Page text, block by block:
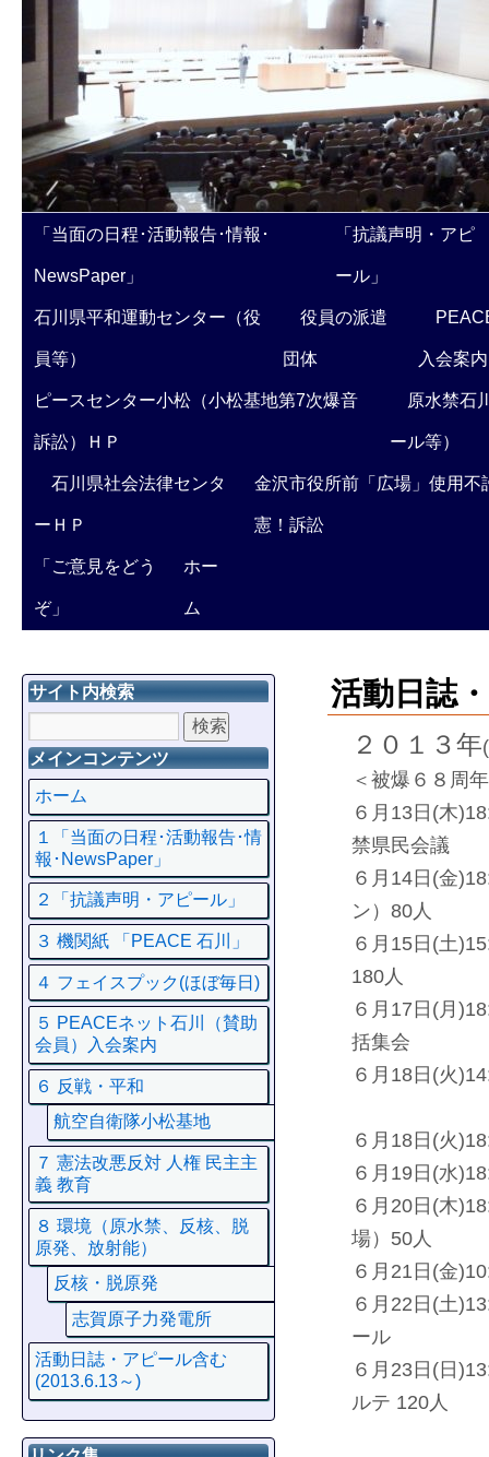
「当面の日程･活動報告･情報･
NewsPaper」
「抗議声明・アピ
ール」
石川県平和運動センター（役
員等）
役員の派遣
団体 入会案内
ピースセンター小松（小松基地第7次爆音
訴訟）ＨＰ
原水禁石
ール等）
石川県社会法律センタ
ーＨＰ
金沢市役所前「広場」使用不
憲！訴訟
「ご意見をどう
ぞ」
ホー
ム
活動日誌
２０１３年
＜被爆６８周
６月13日(木
禁県民会議
６月14日(金
ン）80人
６月15日(土
180人
６月17日(月
括集会
６月18日(火
６月18日(火
６月19日(水
６月20日(木
場）50人
６月21日(金
６月22日(土
ール
６月23日(日
ルテ 120人
サイト内検索
メインコンテンツ
ホーム
１「当面の日程･活動報告･情
報･NewsPaper」
２「抗議声明・アピール」
３ 機関紙 「PEACE 石川」
４ フェイスプック(ほぼ毎日)
５ PEACEネット石川（賛助
会員）入会案内
６ 反戦・平和
航空自衛隊小松基地
７ 憲法改悪反対 人権 民主主
義 教育
８ 環境（原水禁、反核、脱
原発、放射能）
反核・脱原発
志賀原子力発電所
活動日誌・アピール含む
(2013.6.13～)